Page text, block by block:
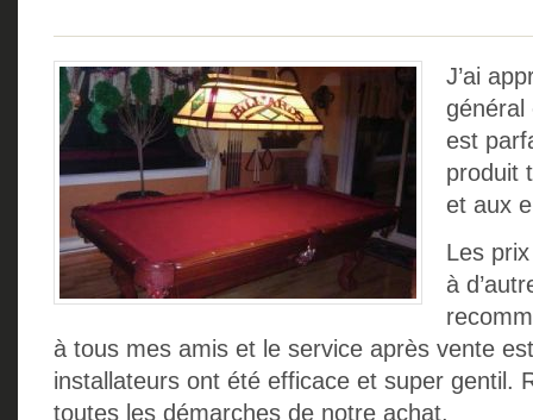
J’ai
général
est
produit
et aux
Les
à
à tous mes amis et le service après vente
installateurs ont été efficace et super gentil.
toutes les démarches de notre achat.